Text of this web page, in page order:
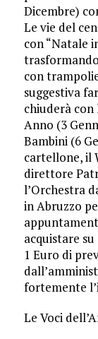
Dicembre)
Le vie del
con “Natale
con
suggestiva
chiuderà
Anno (3
Bambini (6
cartellone, il
direttore
l’Orchestra
in Abruzzo
acquistare
1 Euro di
fortemente
Le Voci